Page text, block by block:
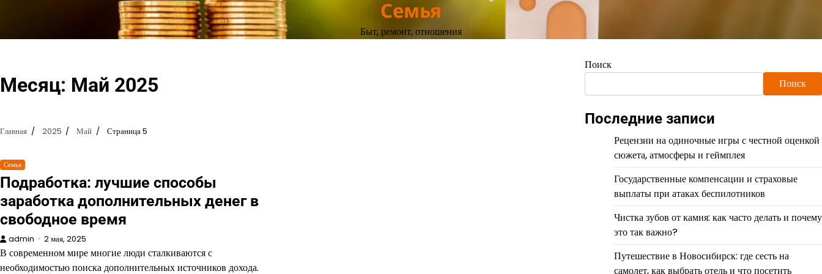
содержимому
Семья
Быт, ремонт, отношения
Месяц: Май 2025
Главная 2025 Май Страница 5
Семья
Подработка: лучшие способы
заработка дополнительных денег в
свободное время
admin 2 мая, 2025
В современном мире многие люди сталкиваются с
необходимостью поиска дополнительных источников дохода.
Поиск
Поиск
Последние записи
Рецензии на одиночные игры с честной оценкой
сюжета, атмосферы и геймплея
Государственные компенсации и страховые
выплаты при атаках беспилотников
Чистка зубов от камня: как часто делать и почему
это так важно?
Путешествие в Новосибирск: где сесть на
самолет, как выбрать отель и что посетить